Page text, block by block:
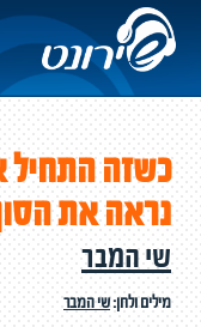
כשזה
נראה את
שי המבר
מילים ולחן:שי המבר